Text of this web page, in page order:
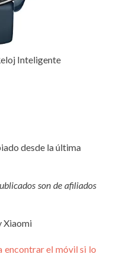
Inteligente
desde la última
son de afiliados
Xiaomi
encontrar el móvil si lo